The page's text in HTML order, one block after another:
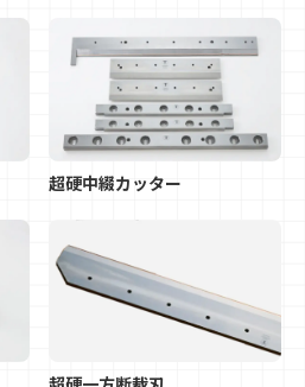
超硬中綴カッター